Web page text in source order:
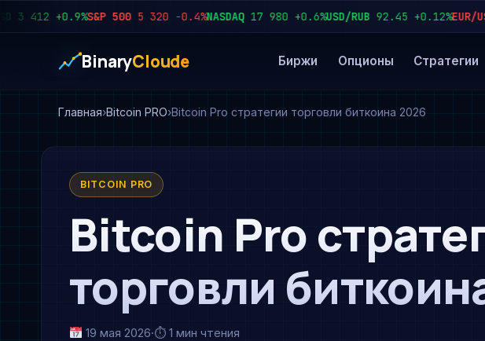
412 +0.9%S&P 500 5 320 −0.4%NASDAQ 17 980 +0.6%USD/RUB 92.45 +0.12%EUR/USD
BinaryCloude Биржи Опционы Стратегии
Главная Bitcoin PRO Bitcoin Pro стратегии торговли биткоина 2026
BITCOIN PRO
Bitcoin Pro
торговли
19 мая 2026·⏱ 1 мин чтения